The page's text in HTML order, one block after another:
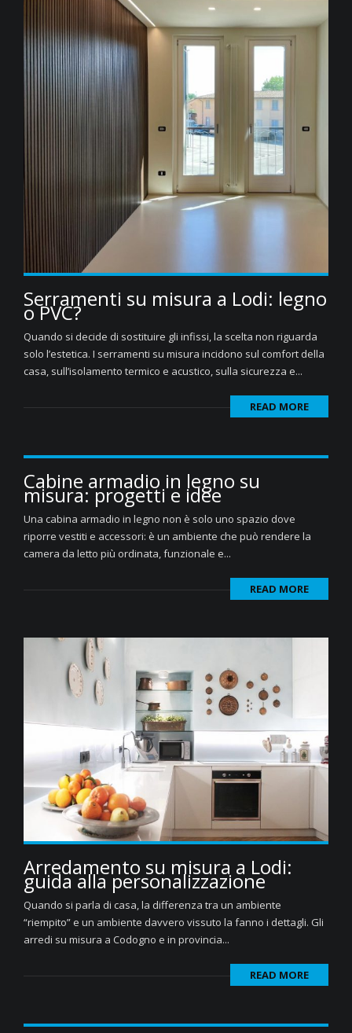
Serramenti su misura a Lodi: legno
o PVC?
Quando si decide di sostituire gli infissi, la scelta non riguarda
solo l’estetica. I serramenti su misura incidono sul comfort della
casa, sull’isolamento termico e acustico, sulla sicurezza e...
READ MORE
Cabine armadio in legno su
misura: progetti e idee
Una cabina armadio in legno non è solo uno spazio dove
riporre vestiti e accessori: è un ambiente che può rendere la
camera da letto più ordinata, funzionale e...
READ MORE
Arredamento su misura a Lodi:
guida alla personalizzazione
Quando si parla di casa, la differenza tra un ambiente
“riempito” e un ambiente davvero vissuto la fanno i dettagli. Gli
arredi su misura a Codogno e in provincia...
READ MORE